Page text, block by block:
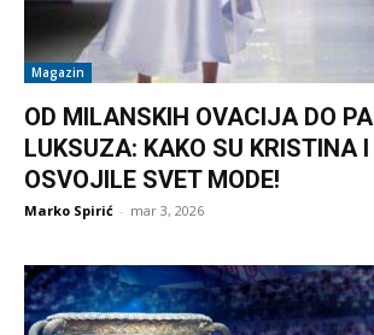
Magazin
OD MILANSKIH OVACIJA DO
LUKSUZA: KAKO SU KRISTINA
OSVOJILE SVET MODE!
Marko Spirić - mar 3, 2026